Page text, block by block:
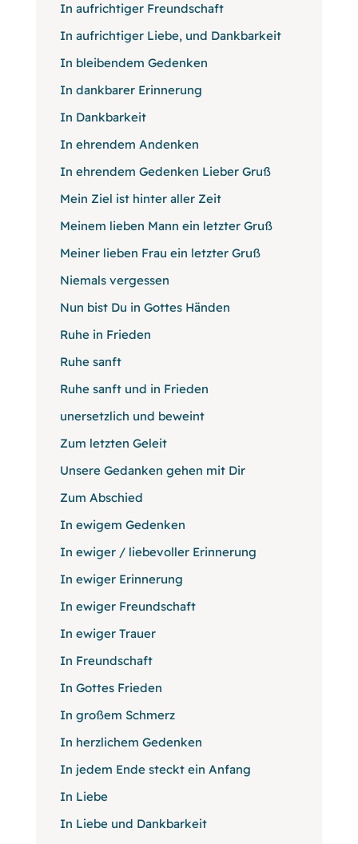
In aufrichtiger Freundschaft
In aufrichtiger Liebe, und Dankbarkeit
In bleibendem Gedenken
In dankbarer Erinnerung
In Dankbarkeit
In ehrendem Andenken
In ehrendem Gedenken Lieber Gruß
Mein Ziel ist hinter aller Zeit
Meinem lieben Mann ein letzter Gruß
Meiner lieben Frau ein letzter Gruß
Niemals vergessen
Nun bist Du in Gottes Händen
Ruhe in Frieden
Ruhe sanft
Ruhe sanft und in Frieden
unersetzlich und beweint
Zum letzten Geleit
Unsere Gedanken gehen mit Dir
Zum Abschied
In ewigem Gedenken
In ewiger / liebevoller Erinnerung
In ewiger Erinnerung
In ewiger Freundschaft
In ewiger Trauer
In Freundschaft
In Gottes Frieden
In großem Schmerz
In herzlichem Gedenken
In jedem Ende steckt ein Anfang
In Liebe
In Liebe und Dankbarkeit